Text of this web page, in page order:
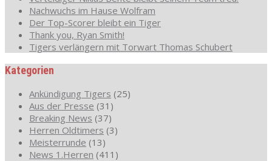
Nachwuchs im Hause Wolfram
Der Top-Scorer bleibt ein Tiger
Thank you, Ryan Smith!
Tigers verlängern mit Torwart Thomas Schubert
Kategorien
Ankündigung Tigers (25)
Aus der Presse (31)
Breaking News (37)
Herren Oldtimers (3)
Meisterrunde (13)
News 1.Herren (411)